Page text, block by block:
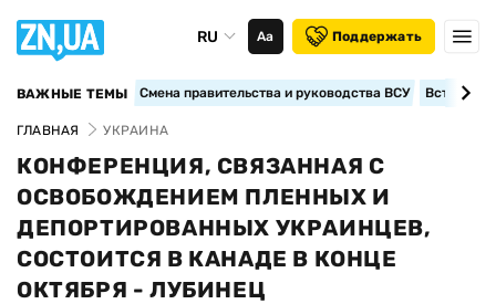
RU Аа Поддержать
ВАЖНЫЕ ТЕМЫ Смена правительства и руководства ВСУ
ГЛАВНАЯ УКРАИНА
КОНФЕРЕНЦИЯ, СВЯЗАННАЯ С
ОСВОБОЖДЕНИЕМ ПЛЕННЫХ И
ДЕПОРТИРОВАННЫХ УКРАИНЦЕВ,
СОСТОИТСЯ В КАНАДЕ В КОНЦЕ
ОКТЯБРЯ - ЛУБИНЕЦ